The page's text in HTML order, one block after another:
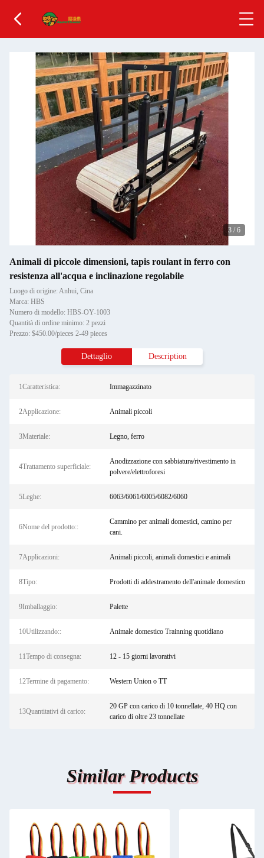
3 / 6
Animali di piccole dimensioni, tapis roulant in ferro con
resistenza all'acqua e inclinazione regolabile
Luogo di origine: Anhui, Cina
Marca: HBS
Numero di modello: HBS-OY-1003
Quantità di ordine minimo: 2 pezzi
Prezzo: $450.00/pieces 2-49 pieces
Dettaglio Description
1Caratteristica: Immagazzinato
2Applicazione: Animali piccoli
3Materiale: Legno, ferro
4Trattamento superficiale:
Anodizzazione con sabbiatura/rivestimento in
polvere/elettroforesi
5Leghe: 6063/6061/6005/6082/6060
6Nome del prodotto::
Cammino per animali domestici, camino per
cani.
7Applicazioni: Animali piccoli, animali domestici e animali
8Tipo: Prodotti di addestramento dell'animale domestico
9Imballaggio: Palette
10Utilizzando:: Animale domestico Trainning quotidiano
11Tempo di consegna: 12 - 15 giorni lavorativi
12Termine di pagamento: Western Union o TT
13Quantitativi di carico:
20 GP con carico di 10 tonnellate, 40 HQ con
carico di oltre 23 tonnellate
Similar Products